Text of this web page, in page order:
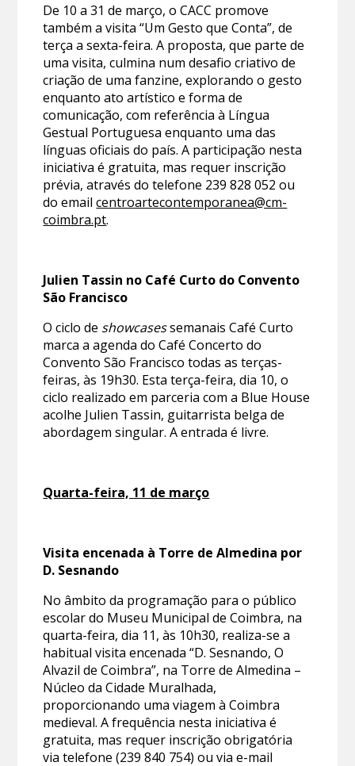
De 10 a 31 de março, o CACC promove
também a visita “Um Gesto que Conta”, de
terça a sexta-feira. A proposta, que parte de
uma visita, culmina num desafio criativo de
criação de uma fanzine, explorando o gesto
enquanto ato artístico e forma de
comunicação, com referência à Língua
Gestual Portuguesa enquanto uma das
línguas oficiais do país. A participação nesta
iniciativa é gratuita, mas requer inscrição
prévia, através do telefone 239 828 052 ou
do emailcentroartecontemporanea@cm-
coimbra.pt.
Julien Tassin no Café Curto do Convento
São Francisco
O ciclo de showcasessemanais Café Curto
marca a agenda do Café Concerto do
Convento São Francisco todas as terças-
feiras, às 19h30. Esta terça-feira, dia 10, o
ciclo realizado em parceria com a Blue House
acolhe Julien Tassin, guitarrista belga de
abordagem singular. A entrada é livre.
Quarta-feira, 11 de março
Visita encenada à Torre de Almedina por
D. Sesnando
No âmbito da programação para o público
escolar do Museu Municipal de Coimbra, na
quarta-feira, dia 11, às 10h30, realiza-se a
habitual visita encenada “D. Sesnando, O
Alvazil de Coimbra”, na Torre de Almedina –
Núcleo da Cidade Muralhada,
proporcionando uma viagem à Coimbra
medieval. A frequência nesta iniciativa é
gratuita, mas requer inscrição obrigatória
via telefone (239 840 754) ou via e-mail